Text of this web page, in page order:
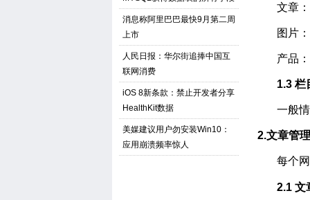
消息称阿里巴巴最快9月第二周
上市
人民日报：华尔街追捧中国互
联网消费
iOS 8新条款：禁止开发者分享
HealthKit数据
美媒建议用户勿安装Win10：
应用崩溃频率惊人
文章：/
图片：/
产品：/
1.3 栏
一般情
2.文章管理
每个网
2.1 文